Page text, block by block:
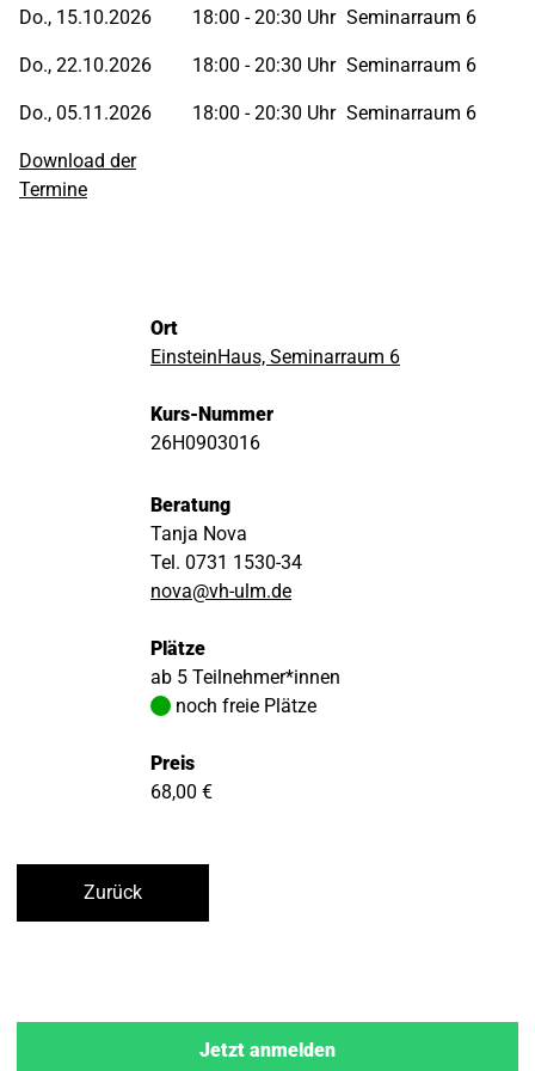
Do., 15.10.2026 18:00 - 20:30 Uhr Seminarraum 6
Do., 22.10.2026 18:00 - 20:30 Uhr Seminarraum 6
Do., 05.11.2026 18:00 - 20:30 Uhr Seminarraum 6
Download der
Termine
Ort
EinsteinHaus, Seminarraum 6
Kurs-Nummer
26H0903016
Beratung
Tanja Nova
Tel. 0731 1530-34
nova@vh-ulm.de
Plätze
ab 5 Teilnehmer*innen
noch freie Plätze
Preis
68,00 €
Zurück
Jetzt anmelden